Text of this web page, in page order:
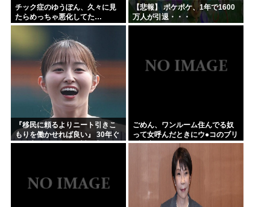
チック症のゆうぽん、久々に見
たらめっちゃ悪化してた…
【悲報】 ポケポケ、1年で1600
万人が引退・・・
『移民に頼るよりニート引きこ
もりを働かせれば良い』 30年ぐ
らい言ってるけど絶対に実現し
ごめん、ワンルーム住んでる奴
って女呼んだときにウ●コのブリ
ブリ音どうしてんの？？